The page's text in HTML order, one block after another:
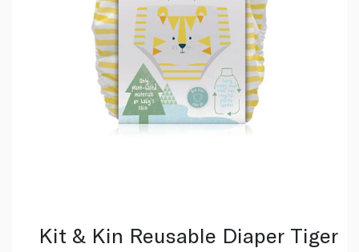
Kit & Kin Reusable Diaper Tiger